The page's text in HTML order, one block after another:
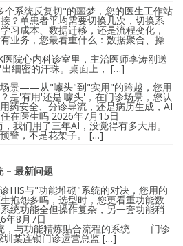
个系统反复切"的噩梦，您的医生工作站
？单患者平均需要切换几次，切换系
习成本、数据迁移，还是流程变化，
业务，您最看重什么：数据聚合、操
院心内科诊室里，主治医师李涛刚送
细密的汗珠。桌面上， […]
场景——从"噱头"到"实用"的跨越，您用
是'有用'还是'噱头'，在门诊场景，您认
药安全、分诊导流，还是病历生成，AI
在医生吗 2026年7月15日
我们用了三年AI，没觉得有多大用。
警，不是花架子。 […]
– 最新问题
HIS与"功能堆砌"系统的对决，您用的
抱怨多吗，选型时，您更看重功能数
统功能全但操作复杂，另一套功能稍
年8月7日
，与功能精炼贴合流程的系统——门诊
圳某连锁门诊运营总监 […]